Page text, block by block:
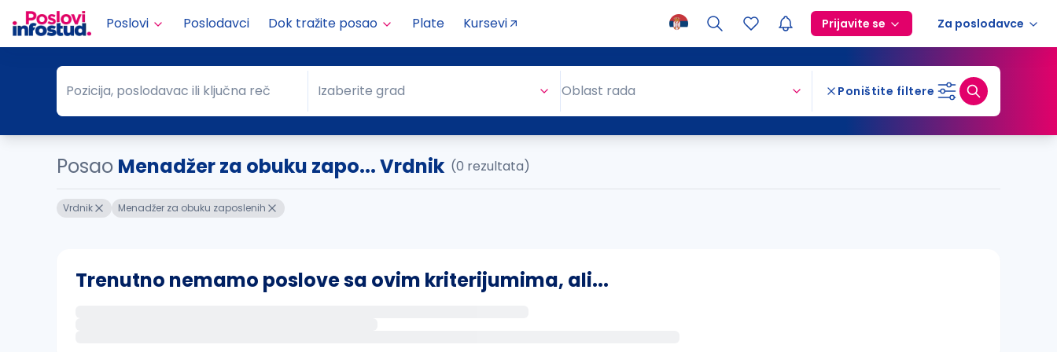
Poslovi Poslodavci Dok tražite posao Plate Kursevi Prijavite se Za poslodavce
Pozicija, poslodavac ili ključna reč
Pozicija, poslodavac ili ključna reč Grad
Izaberite grad Oblast rada Poništite filtere
Posao Menadžer za obuku zapo... Vrdnik (0 rezultata)
Vrdnik Menadžer za obuku zaposlenih
Trenutno nemamo poslove sa ovim kriterijumima, ali...